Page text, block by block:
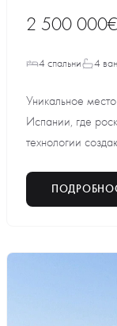
2 500 000€
4 спальни 4
Уникальное
Испании, где
технологии